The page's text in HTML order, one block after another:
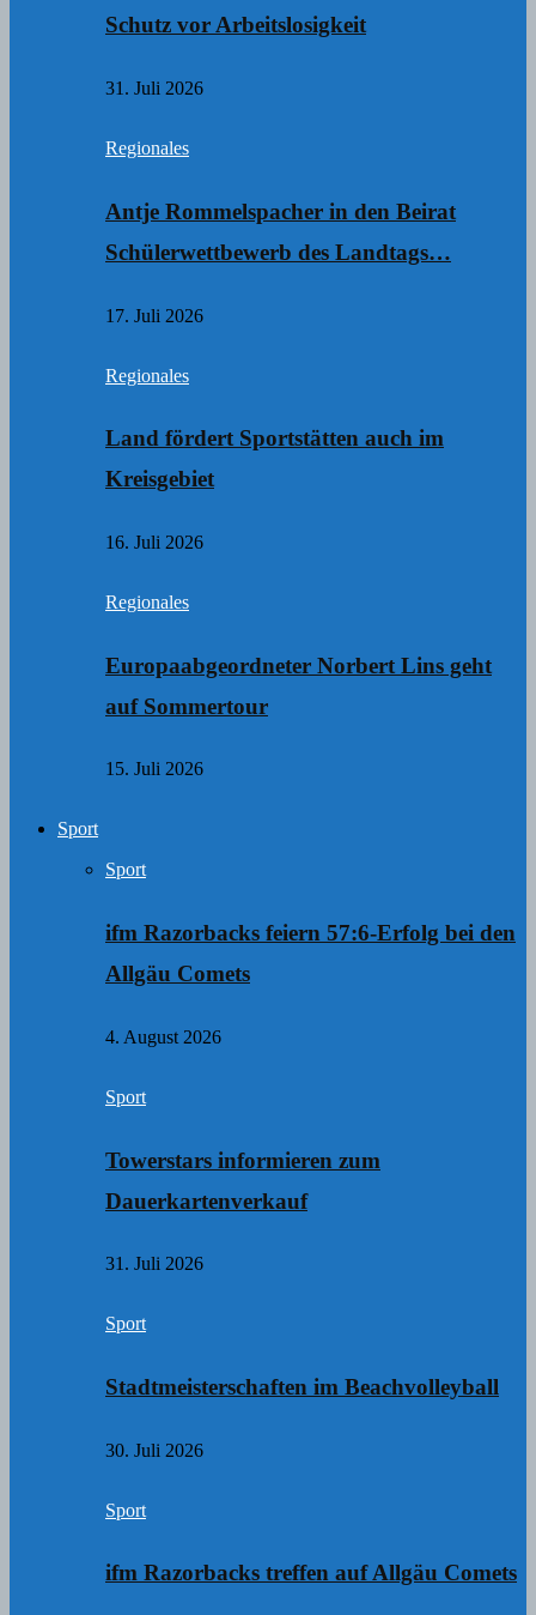
Schutz vor Arbeitslosigkeit
31. Juli 2026
Regionales
Antje Rommelspacher in den Beirat
Schülerwettbewerb des Landtags…
17. Juli 2026
Regionales
Land fördert Sportstätten auch im
Kreisgebiet
16. Juli 2026
Regionales
Europaabgeordneter Norbert Lins geht
auf Sommertour
15. Juli 2026
Sport
Sport
ifm Razorbacks feiern 57:6-Erfolg bei den
Allgäu Comets
4. August 2026
Sport
Towerstars informieren zum
Dauerkartenverkauf
31. Juli 2026
Sport
Stadtmeisterschaften im Beachvolleyball
30. Juli 2026
Sport
ifm Razorbacks treffen auf Allgäu Comets